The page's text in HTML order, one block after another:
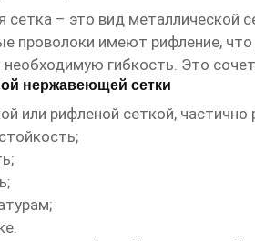
– это вид металлической
проволоки имеют рифление,
гибкость. Это
нержавеющей сетки
или рифленой сеткой,